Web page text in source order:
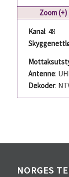
Zoom (+)
Kanal: 48
Antenne:
Dekoder:
NORGES